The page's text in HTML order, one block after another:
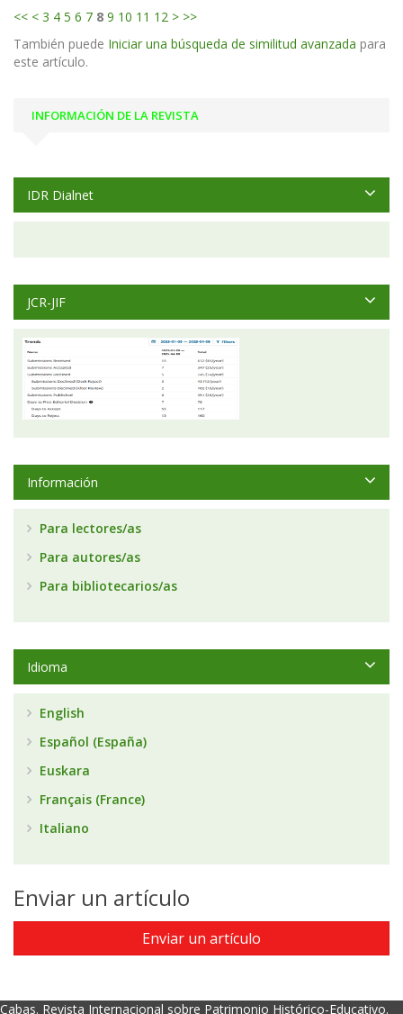
<< < 3 4 5 6 7 8 9 10 11 12 > >>
También puede Iniciar una búsqueda de similitud avanzada para
este artículo.
INFORMACIÓN DE LA REVISTA
IDR Dialnet
JCR-JIF
Información
Para lectores/as
Para autores/as
Para bibliotecarios/as
Idioma
English
Español (España)
Euskara
Français (France)
Italiano
Enviar un artículo
Enviar un artículo
Cabas. Revista Internacional sobre Patrimonio Histórico-Educativo.